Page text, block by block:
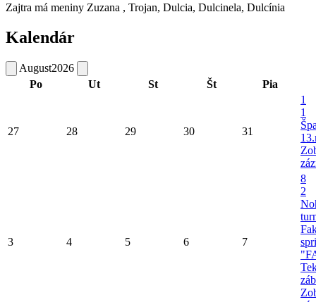
Zajtra má meniny Zuzana , Trojan, Dulcia, Dulcinela, Dulcínia
Kalendár
August2026
Po
Ut St Št Pia
27 28 29 30 31
1
1
3 4 5 6 7
8
2